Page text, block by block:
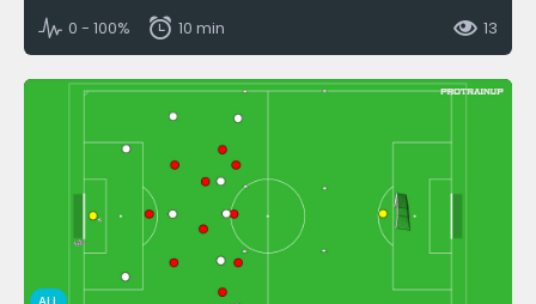
0 - 100% 10 min 13